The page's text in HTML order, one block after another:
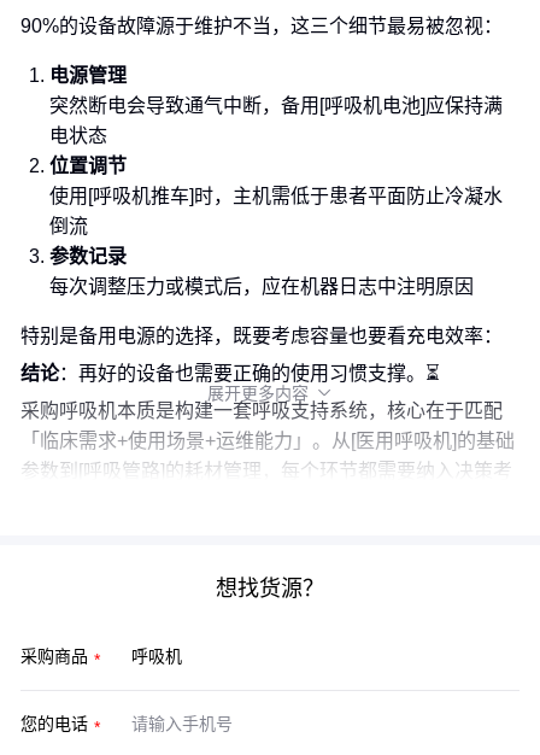
90%的设备故障源于维护不当，这三个细节最易被忽视：
电源管理
突然断电会导致通气中断，备用[呼吸机电池]应保持满
电状态
位置调节
使用[呼吸机推车]时，主机需低于患者平面防止冷凝水
倒流
参数记录
每次调整压力或模式后，应在机器日志中注明原因
特别是备用电源的选择，既要考虑容量也要看充电效率：
结论：再好的设备也需要正确的使用习惯支撑。⏳
采购呼吸机本质是构建一套呼吸支持系统，核心在于匹配
「临床需求+使用场景+运维能力」。从[医用呼吸机]的基础
参数到[呼吸管路]的耗材管理，每个环节都需要纳入决策考
展开更多内容 
想找货源？
采购商品
您的电话